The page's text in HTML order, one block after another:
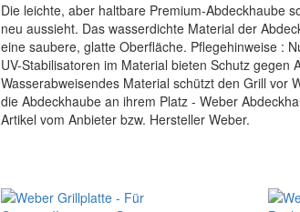
Die leichte, aber haltbare Premium-Abdeckhaube
neu aussieht. Das wasserdichte Material der
eine saubere, glatte Oberfläche. Pflegehinweise :
UV-Stabilisatoren im Material bieten Schutz gegen
Wasserabweisendes Material schützt den Grill vor
die Abdeckhaube an ihrem Platz - Weber
Artikel vom Anbieter bzw. Hersteller Weber.